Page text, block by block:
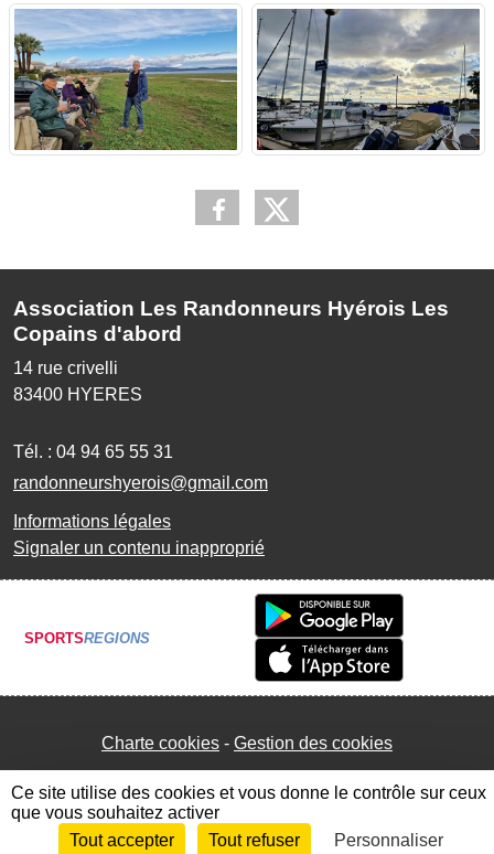
Association Les Randonneurs Hyérois Les
Copains d'abord
14 rue crivelli
83400 HYERES
Tél. : 04 94 65 55 31
randonneurshyerois@gmail.com
Informations légales
Signaler un contenu inapproprié
SPORTSREGIONS
Charte cookies Gestion des cookies
Envie de participer ? Connexion
Ce site utilise des cookies et vous donne le contrôle sur ceux
que vous souhaitez activer
Tout accepter
Tout refuser Personnaliser